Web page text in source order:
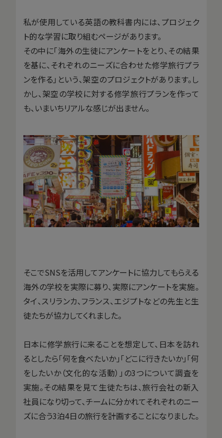
私が使用している英語の教科書内には、プロジェク
ト的な学習に取り組むページがあります。
その中に「海外の生徒にアンケートをとり、その結果
を基に、それぞれのニーズに合わせた修学旅行プラ
ンを作る」という、架空のプロジェクトがあります。し
かし、架空の学校に対する修学旅行プランを作って
も、いまいちリアルな感じが出ません。
そこでSNSを活用してアンケートに協力してもらえる
海外の学校を実際に募り、実際にアンケートを実施。
タイ、スリランカ、フランス、エジプトなどの先生と生
徒たちが協力してくれました。
日本に修学旅行に来ることを想定して、日本を訪れ
るとしたら「何を食べたいか」「どこに行きたいか」「何
をしたいか（文化的な活動）」の3つについて調査を
実施。その結果を見て生徒たちは、旅行会社の新入
社員になり切って、チームに分かれてそれぞれのニー
ズに合う3泊4日の旅行を計画することになりました。